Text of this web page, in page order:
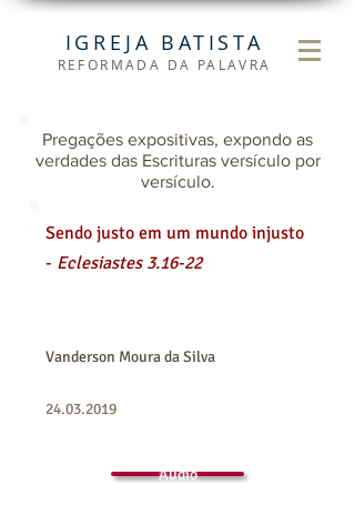
IGREJA BATISTA
REFORMADA DA PALAVRA
Pregações expositivas, expondo as
verdades das Escrituras versículo por
versículo.
Sendo justo em um mundo injusto
- Eclesiastes 3.16-22
Vanderson Moura da Silva
24.03.2019
Áudio